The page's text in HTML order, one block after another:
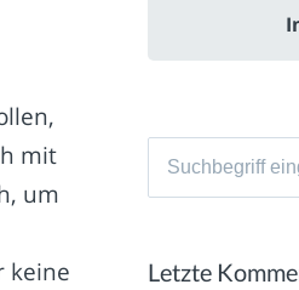
mit
um
keine
Suche
Letzte